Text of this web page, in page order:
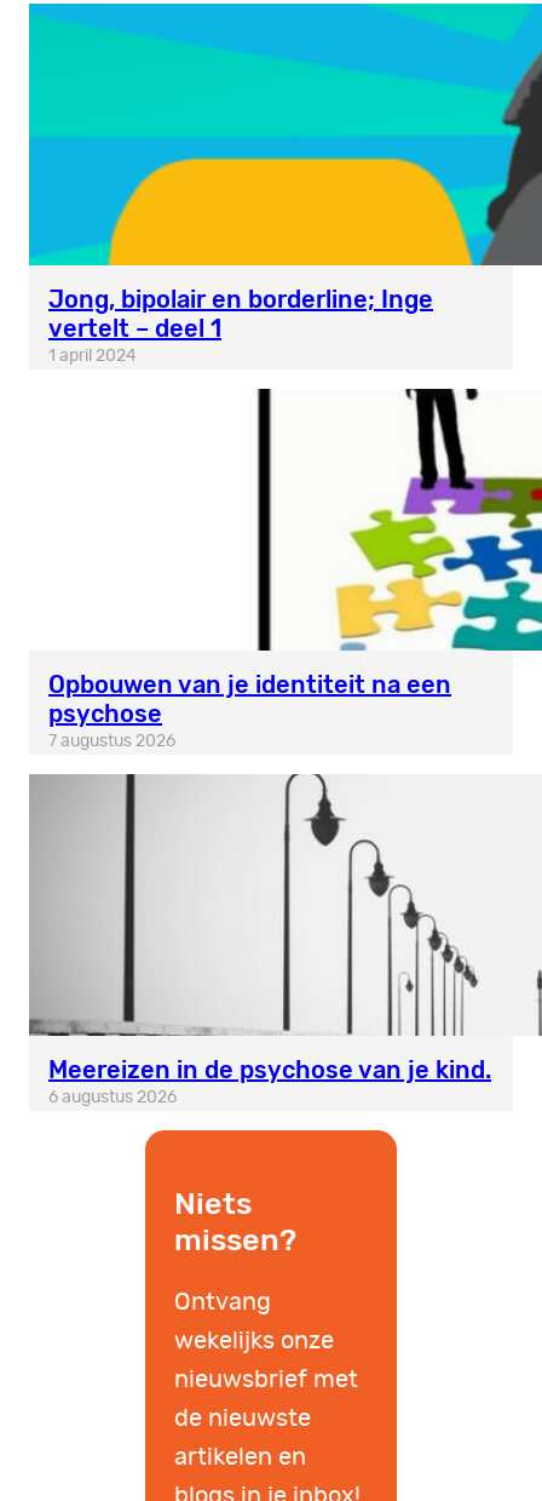
Jong, bipolair en borderline; Inge
vertelt – deel 1
1 april 2024
Opbouwen van je identiteit na een
psychose
7 augustus 2026
Meereizen in de psychose van je kind.
6 augustus 2026
Niets
missen?
Ontvang
wekelijks onze
nieuwsbrief met
de nieuwste
artikelen en